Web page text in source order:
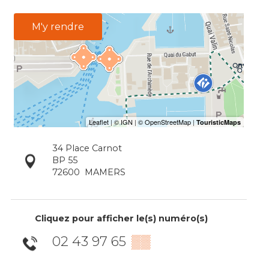
M'y rendre
34 Place Carnot
BP 55
72600
MAMERS
Cliquez pour afficher le(s) numéro(s)
02 43 97 65 ▒▒